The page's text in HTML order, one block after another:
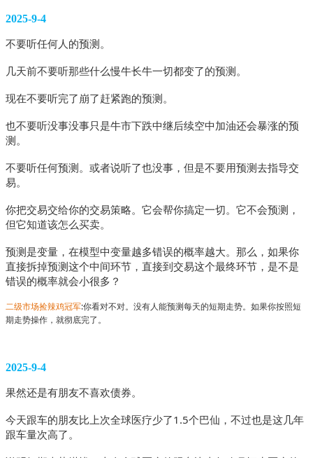
2025-9-4
不要听任何人的预测。
几天前不要听那些什么慢牛长牛一切都变了的预测。
现在不要听完了崩了赶紧跑的预测。
也不要听没事没事只是牛市下跌中继后续空中加油还会暴涨的预
测。
不要听任何预测。或者说听了也没事，但是不要用预测去指导交
易。
你把交易交给你的交易策略。它会帮你搞定一切。它不会预测，
但它知道该怎么买卖。
预测是变量，在模型中变量越多错误的概率越大。那么，如果你
直接拆掉预测这个中间环节，直接到交易这个最终环节，是不是
错误的概率就会小很多？
二级市场捡辣鸡冠军:你看对不对。没有人能预测每天的短期走势。如果你按照短
期走势操作，就彻底完了。
2025-9-4
果然还是有朋友不喜欢债券。
今天跟车的朋友比上次全球医疗少了1.5个巴仙，不过也是这几年
跟车量次高了。